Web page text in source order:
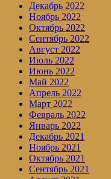
Декабрь 2022
Ноябрь 2022
Октябрь 2022
Сентябрь 2022
Август 2022
Июль 2022
Июнь 2022
Май 2022
Апрель 2022
Март 2022
Февраль 2022
Январь 2022
Декабрь 2021
Ноябрь 2021
Октябрь 2021
Сентябрь 2021